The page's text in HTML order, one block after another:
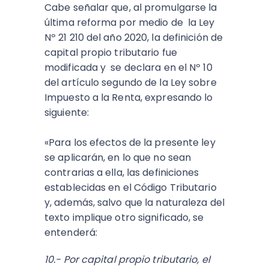
Cabe señalar que, al promulgarse la
última reforma por medio de la Ley
Nº 21 210 del año 2020, la definición de
capital propio tributario fue
modificada y se declara en el Nº 10
del artículo segundo de la Ley sobre
Impuesto a la Renta, expresando lo
siguiente:
«Para los efectos de la presente ley
se aplicarán, en lo que no sean
contrarias a ella, las definiciones
establecidas en el Código Tributario
y, además, salvo que la naturaleza del
texto implique otro significado, se
entenderá:
10.- Por capital propio tributario, el